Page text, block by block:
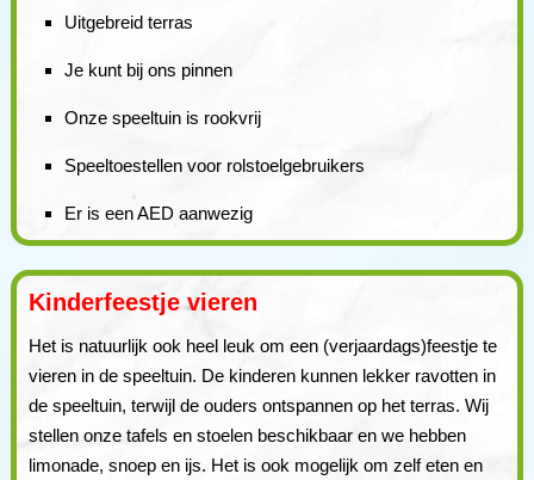
Uitgebreid terras
Je kunt bij ons pinnen
Onze speeltuin is rookvrij
Speeltoestellen voor rolstoelgebruikers
Er is een AED aanwezig
Kinderfeestje vieren
Het is natuurlijk ook heel leuk om een (verjaardags)feestje te
vieren in de speeltuin. De kinderen kunnen lekker ravotten in
de speeltuin, terwijl de ouders ontspannen op het terras. Wij
stellen onze tafels en stoelen beschikbaar en we hebben
limonade, snoep en ijs. Het is ook mogelijk om zelf eten en